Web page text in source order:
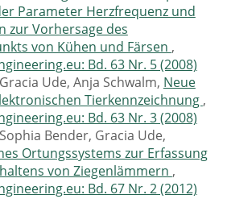
Parameter Herzfrequenz und
zur Vorhersage des
von Kühen und Färsen ,
Bd. 63 Nr. 5 (2008)
Ude, Anja Schwalm, Neue
Tierkennzeichnung,
Bd. 63 Nr. 3 (2008)
Bender, Gracia Ude,
Ortungssystems zur Erfassung
von Ziegenlämmern ,
Bd. 67 Nr. 2 (2012)